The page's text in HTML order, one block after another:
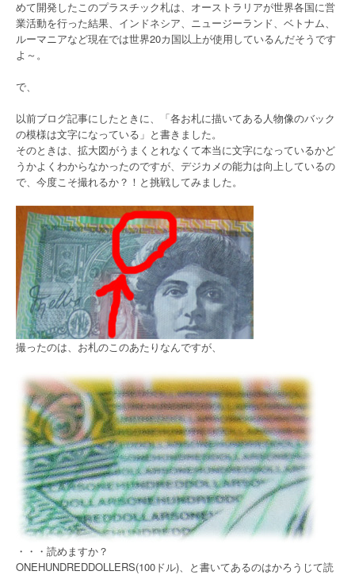
めて開発したこのプラスチック札は、オーストラリアが世界各国に営
業活動を行った結果、インドネシア、ニュージーランド、ベトナム、
ルーマニアなど現在では世界20カ国以上が使用しているんだそうです
よ～。
で、
以前ブログ記事にしたときに、「各お札に描いてある人物像のバック
の模様は文字になっている」と書きました。
そのときは、拡大図がうまくとれなくて本当に文字になっているかど
うかよくわからなかったのですが、デジカメの能力は向上しているの
で、今度こそ撮れるか？！と挑戦してみました。
撮ったのは、お札のこのあたりなんですが、
・・・読めますか？
ONEHUNDREDDOLLERS(100ドル)、と書いてあるのはかろうじて読